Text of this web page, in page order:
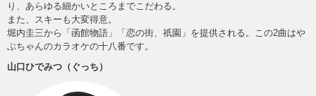
り、あらゆる細かいところまでこだわる。
また、スキーも大変得意。
堀内圭三から「函館物語」「恋の街、祇園」を提供される。この2曲はや
ぶちゃんのカラオケの十八番です。
山口ひでみつ（ぐっち）